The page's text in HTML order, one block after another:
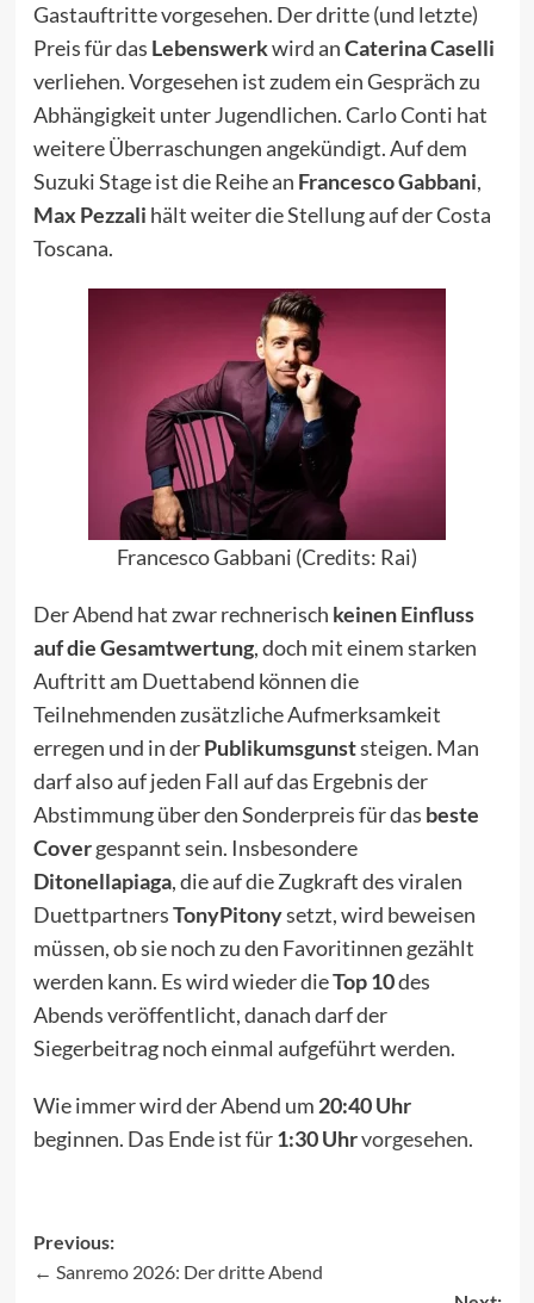
Gastauftritte vorgesehen. Der dritte (und letzte)
Preis für das Lebenswerkwird anCaterina Caselli
verliehen. Vorgesehen ist zudem ein Gespräch zu
Abhängigkeit unter Jugendlichen. Carlo Conti hat
weitere Überraschungen angekündigt. Auf dem
Suzuki Stage ist die Reihe an Francesco Gabbani,
Max Pezzali hält weiter die Stellung auf der Costa
Toscana.
Francesco Gabbani (Credits: Rai)
Der Abend hat zwar rechnerisch keinen Einfluss
auf die Gesamtwertung, doch mit einem starken
Auftritt am Duettabend können die
Teilnehmenden zusätzliche Aufmerksamkeit
erregen und in derPublikumsgunststeigen. Man
darf also auf jeden Fall auf das Ergebnis der
Abstimmung über den Sonderpreis für das beste
Covergespannt sein. Insbesondere
Ditonellapiaga, die auf die Zugkraft des viralen
DuettpartnersTonyPitonysetzt, wird beweisen
müssen, ob sie noch zu den Favoritinnen gezählt
werden kann. Es wird wieder dieTop 10des
Abends veröffentlicht, danach darf der
Siegerbeitrag noch einmal aufgeführt werden.
Wie immer wird der Abend um 20:40 Uhr
beginnen. Das Ende ist für1:30 Uhrvorgesehen.
Post
Previous:
Sanremo 2026: Der dritte Abend